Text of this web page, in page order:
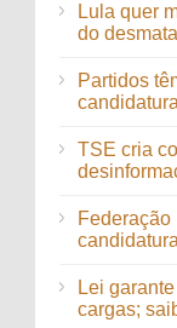
Lula quer
do
Partidos
TSE cria
Lei
cargas;